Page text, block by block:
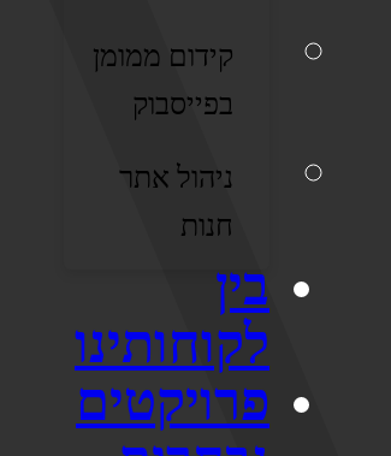
קידום ממומן
בפייסבוק
ניהול אתר
חנות
בין
לקוחותינו
פרויקטים